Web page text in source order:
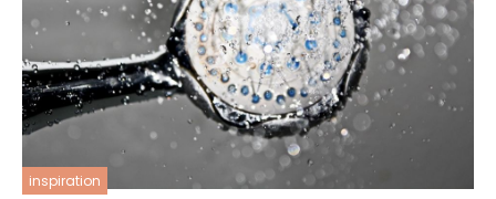
inspiration